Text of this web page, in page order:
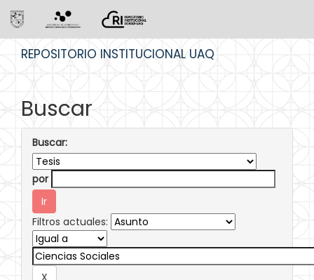
REPOSITORIO INSTITUCIONAL UAQ
Buscar
Buscar:
por
Filtros actuales: